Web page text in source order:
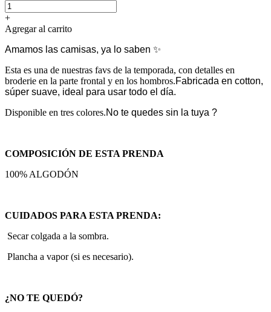
+
Agregar al carrito
Amamos las camisas, ya lo saben ✨
Esta es una de nuestras favs de la temporada, con detalles en
broderie en la parte frontal y en los hombros.Fabricada en cotton,
súper suave, ideal para usar todo el día.
Disponible en tres colores.No te quedes sin la tuya ?
COMPOSICIÓN DE ESTA PRENDA
100% ALGODÓN
CUIDADOS PARA ESTA PRENDA:
Secar colgada a la sombra.
Plancha a vapor (si es necesario).
¿NO TE QUEDÓ?